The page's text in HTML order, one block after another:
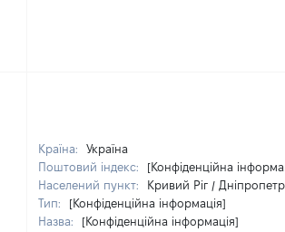
Країна:
Україна
Поштовий індекс:
[Конфіденційна
Населений пункт:
Кривий Ріг /
Тип:
[Конфіденційна інформація]
Назва:
[Конфіденційна інформація]